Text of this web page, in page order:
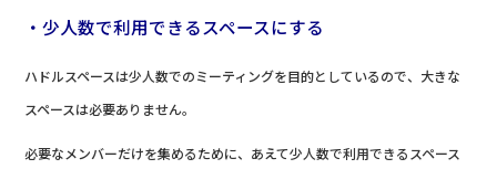
・少人数で利用できるスペースにする
ハドルスペースは少人数でのミーティングを目的としているので、大きな
スペースは必要ありません。
必要なメンバーだけを集めるために、あえて少人数で利用できるスペース